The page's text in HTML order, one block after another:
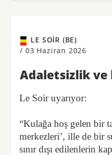
LE SOIR (BE)
/ 03 Haziran 2026
Adaletsizlik
Le Soir uyarıyor:
“Kulağa hoş gelen bir
merkezleri’, ille de bir
sınır dışı edilenlerin